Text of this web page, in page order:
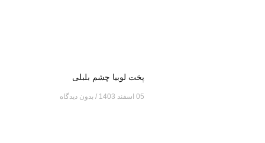
پخت لوبیا چشم بلبلی
05 اسفند 1403 بدون دیدگاه